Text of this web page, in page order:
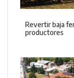
Revertir baja
productores